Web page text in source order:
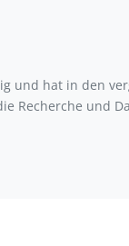
und hat in den
Recherche und